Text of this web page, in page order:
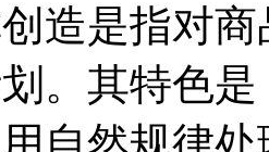
造是指对
。其特色
自然规律